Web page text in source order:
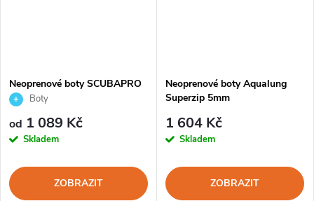
Neoprenové boty SCUBAPRO
DELTA 5mm
Boty
od 1 089 Kč
Skladem
ZOBRAZIT
Neoprenové boty Aqualung
Superzip 5mm
1 604 Kč
Skladem
ZOBRAZIT